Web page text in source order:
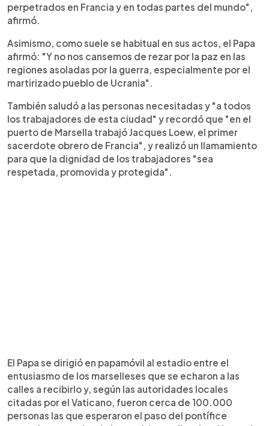
perpetrados en Francia y en todas partes del mundo",
afirmó.
Asimismo, como suele se habitual en sus actos, el Papa
afirmó: "Y no nos cansemos de rezar por la paz en las
regiones asoladas por la guerra, especialmente por el
martirizado pueblo de Ucrania".
También saludó a las personas necesitadas y "a todos
los trabajadores de esta ciudad" y recordó que "en el
puerto de Marsella trabajó Jacques Loew, el primer
sacerdote obrero de Francia", y realizó un llamamiento
para que la dignidad de los trabajadores "sea
respetada, promovida y protegida".
El Papa se dirigió en papamóvil al estadio entre el
entusiasmo de los marselleses que se echaron a las
calles a recibirlo y, según las autoridades locales
citadas por el Vaticano, fueron cerca de 100.000
personas las que esperaron el paso del pontífice